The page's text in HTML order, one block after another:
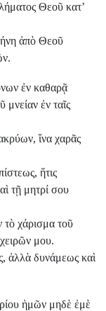
Θεοῦ κατ’
ἀπὸ Θεοῦ
ἐν καθαρᾷ
μνείαν ἐν ταῖς
ἵνα χαρᾶς
ἥτις
τῇ μητρί σου
τὸ χάρισμα τοῦ
μου.
ἀλλὰ δυνάμεως καὶ
ἡμῶν μηδὲ ἐμὲ